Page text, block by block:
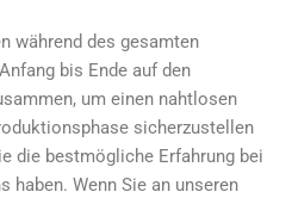
während des gesamten
bis Ende auf den
um einen nahtlosen
sicherzustellen
die bestmögliche Erfahrung bei
haben. Wenn Sie an unseren